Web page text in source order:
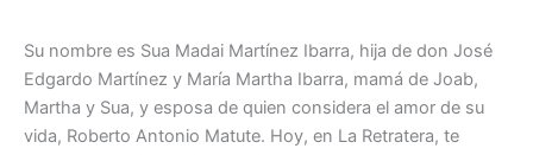
Su nombre es Sua Madai Martínez Ibarra, hija de don José
Edgardo Martínez y María Martha Ibarra, mamá de Joab,
Martha y Sua, y esposa de quien considera el amor de su
vida, Roberto Antonio Matute. Hoy, en La Retratera, te